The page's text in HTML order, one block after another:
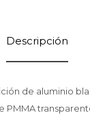
Descripción
de aluminio
PMMA